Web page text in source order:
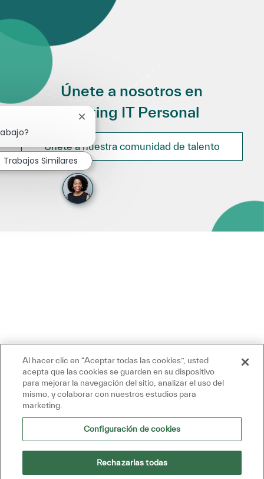
Únete a nosotros en
Making IT Personal
Únete a nuestra comunidad de talento
Cerrar notificación de chatbot
Trabajos Similares
Al hacer clic en “Aceptar todas las cookies”, usted
acepta que las cookies se guarden en su dispositivo
para mejorar la navegación del sitio, analizar el uso del
mismo, y colaborar con nuestros estudios para
marketing.
Configuración de cookies
Rechazarlas todas